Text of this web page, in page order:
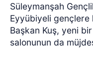
Süleymanşah
Eyyübiyeli gençlere
Başkan Kuş, yeni
salonunun da